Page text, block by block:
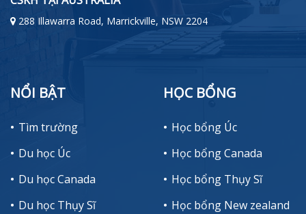
288 Illawarra Road, Marrickville, NSW 2204
NỔI BẬT
Tìm trường
Du học Úc
Du học Canada
Du học Thụy Sĩ
HỌC BỔNG
Học bổng Úc
Học bổng Canada
Học bổng Thụy Sĩ
Học bổng New zealand